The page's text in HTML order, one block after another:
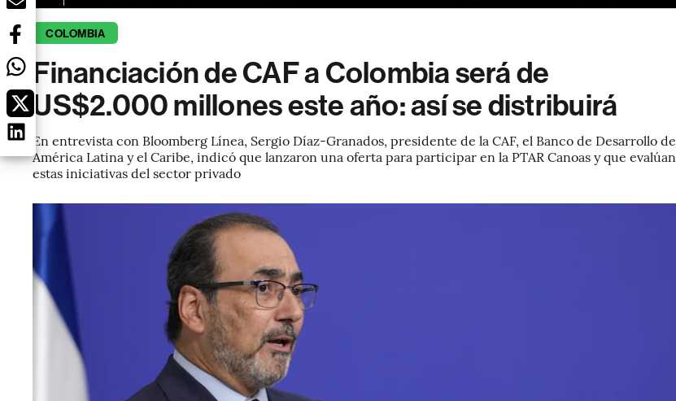
COLOMBIA
Financiación de CAF a Colombia será de
US$2.000 millones este año: así se distribuirá
En entrevista con Bloomberg Línea, Sergio Díaz-Granados, presidente de la CAF, el Banco de Desarrollo de
América Latina y el Caribe, indicó que lanzaron una oferta para participar en la PTAR Canoas y que evalúan
estas iniciativas del sector privado